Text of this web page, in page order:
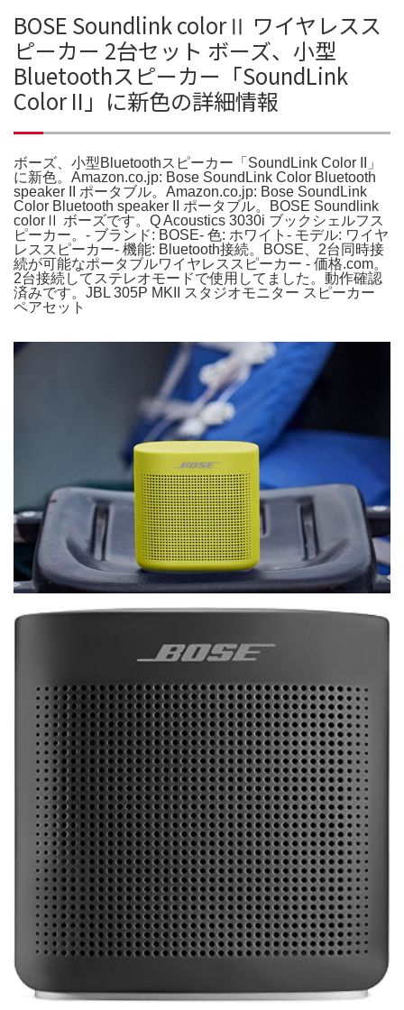
BOSE Soundlink colorⅡ ワイヤレスス
ピーカー 2台セット ボーズ、小型
Bluetoothスピーカー「SoundLink
Color II」に新色の詳細情報
ボーズ、小型Bluetoothスピーカー「SoundLink Color II」
に新色。Amazon.co.jp: Bose SoundLink Color Bluetooth
speaker II ポータブル。Amazon.co.jp: Bose SoundLink
Color Bluetooth speaker II ポータブル。BOSE Soundlink
colorⅡ ボーズです。Q Acoustics 3030i ブックシェルフス
ピーカー。- ブランド: BOSE- 色: ホワイト- モデル: ワイヤ
レススピーカー- 機能: Bluetooth接続。BOSE、2台同時接
続が可能なポータブルワイヤレススピーカー - 価格.com。
2台接続してステレオモードで使用してました。動作確認
済みです。JBL 305P MKII スタジオモニター スピーカー
ペアセット